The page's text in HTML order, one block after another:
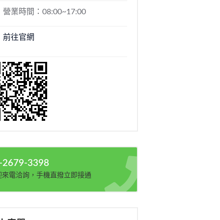
營業時間：08:00~17:00
前往官網
2679-3398
來電洽詢，手機直撥立即接通